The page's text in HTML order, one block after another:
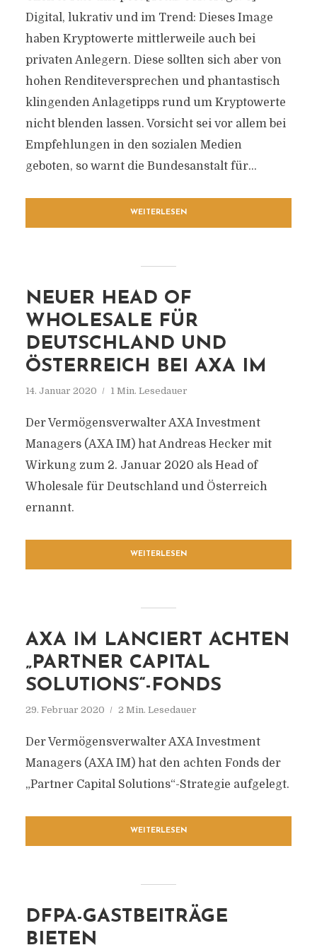
Digital, lukrativ und im Trend: Dieses Image
haben Kryptowerte mittlerweile auch bei
privaten Anlegern. Diese sollten sich aber von
hohen Renditeversprechen und phantastisch
klingenden Anlagetipps rund um Kryptowerte
nicht blenden lassen. Vorsicht sei vor allem bei
Empfehlungen in den sozialen Medien
geboten, so warnt die Bundesanstalt für...
WEITERLESEN
NEUER HEAD OF
WHOLESALE FÜR
DEUTSCHLAND UND
ÖSTERREICH BEI AXA IM
14. Januar 2020 1 Min. Lesedauer
Der Vermögensverwalter AXA Investment
Managers (AXA IM) hat Andreas Hecker mit
Wirkung zum 2. Januar 2020 als Head of
Wholesale für Deutschland und Österreich
ernannt.
WEITERLESEN
AXA IM LANCIERT ACHTEN
„PARTNER CAPITAL
SOLUTIONS“-FONDS
29. Februar 2020 2 Min. Lesedauer
Der Vermögensverwalter AXA Investment
Managers (AXA IM) hat den achten Fonds der
„Partner Capital Solutions“-Strategie aufgelegt.
WEITERLESEN
DFPA-GASTBEITRÄGE
BIETEN